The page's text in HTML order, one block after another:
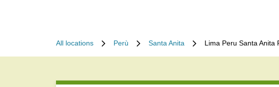
All locations Perù Santa Anita Lima Peru Santa Anita